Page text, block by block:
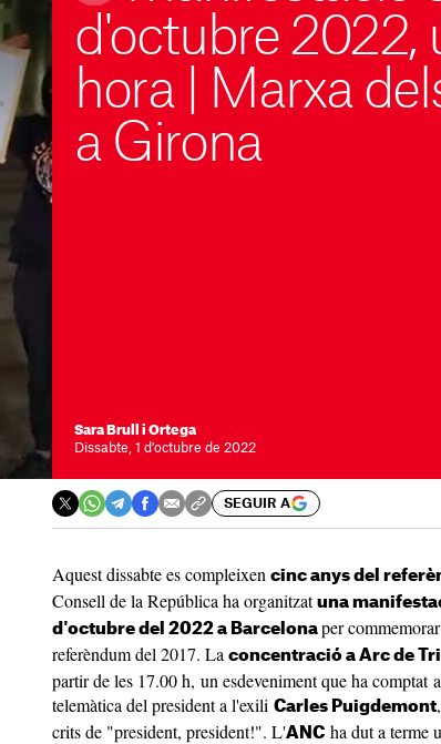
d'octubre 2022,
hora
Marxa
a Girona
Sara Brull i Ortega
Dissabte, 1 d'octubre de 2022
SEGUIR A
Aquest dissabte es compleixen cinc anys del
Consell de la República ha organitzat una
d'octubre del 2022 a Barcelona per
referèndum del 2017. La concentració a Arc de
partir de les 17.00 h, un esdeveniment que ha comptat
telemàtica del president a l'exili Carles Puigdemont
crits de "president, president!". L'ANC ha dut a terme